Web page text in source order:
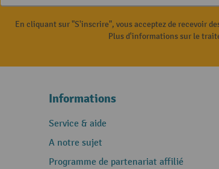
En cliquant sur "S'inscrire", vous acceptez de recevoir
Plus d'informations sur le
Informations
Service & aide
A notre sujet
Programme de partenariat affilié